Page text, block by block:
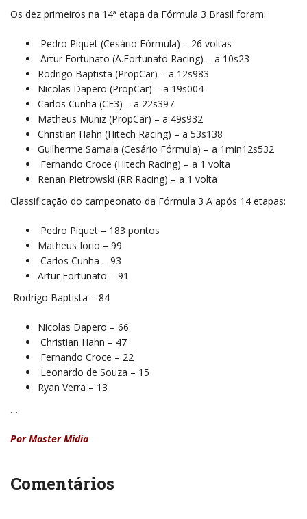
Os dez primeiros na 14ª etapa da Fórmula 3 Brasil foram:
Pedro Piquet (Cesário Fórmula) – 26 voltas
Artur Fortunato (A.Fortunato Racing) – a 10s23
Rodrigo Baptista (PropCar) – a 12s983
Nicolas Dapero (PropCar) – a 19s004
Carlos Cunha (CF3) – a 22s397
Matheus Muniz (PropCar) – a 49s932
Christian Hahn (Hitech Racing) – a 53s138
Guilherme Samaia (Cesário Fórmula) – a 1min12s532
Fernando Croce (Hitech Racing) – a 1 volta
Renan Pietrowski (RR Racing) – a 1 volta
Classificação do campeonato da Fórmula 3 A após 14 etapas:
Pedro Piquet – 183 pontos
Matheus Iorio – 99
Carlos Cunha – 93
Artur Fortunato – 91
Rodrigo Baptista – 84
Nicolas Dapero – 66
Christian Hahn – 47
Fernando Croce – 22
Leonardo de Souza – 15
Ryan Verra – 13
…
Por Master Mídia
Comentários